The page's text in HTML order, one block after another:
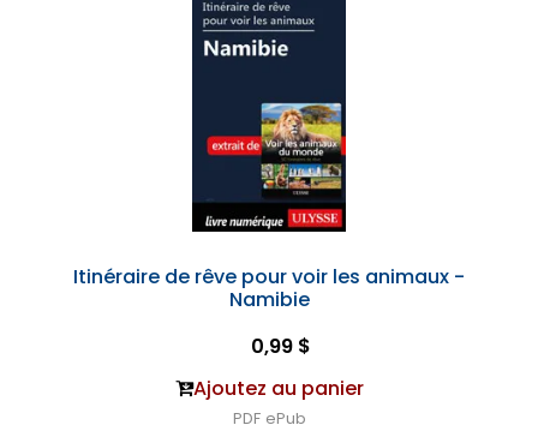
Itinéraire de rêve pour voir les animaux -
Namibie
0,99 $
Ajoutez au panier
PDF ePub